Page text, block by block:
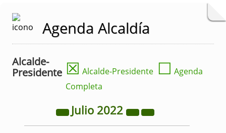
Agenda Alcaldía
Alcalde-
Presidente ☒ Alcalde-Presidente ☐ Agenda
Completa
Julio 2022